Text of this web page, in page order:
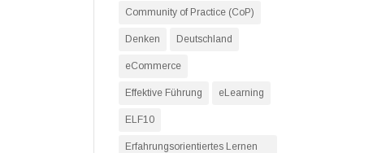
Community of Practice (CoP)
Denken Deutschland
eCommerce
Effektive Führung eLearning
ELF10
Erfahrungsorientiertes Lernen